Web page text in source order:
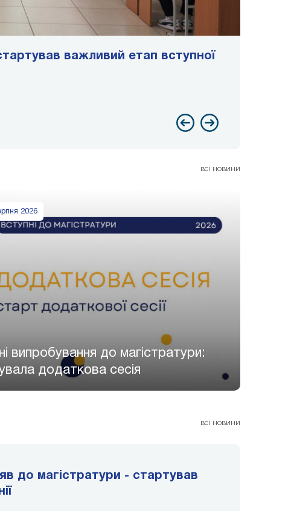
важливий етап вступної
всі новини
2026
випробування до магістратури:
додаткова сесія
всі новини
до магістратури - стартував